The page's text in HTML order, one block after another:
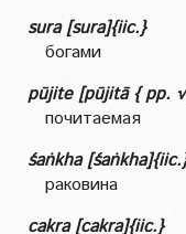
sura [sura]{iic.}
богами
pūjite [pūjitā { pp.
почитаемая
śaṅkha
раковина
cakra [cakra]{iic.}